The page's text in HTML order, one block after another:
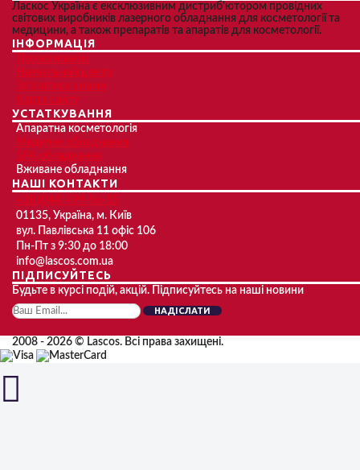
Ласкос Україна є ексклюзивним дистриб'ютором провідних
світових виробників лазерного обладнання для косметології та
медицини, а також препаратів та апаратів для косметології.
ІНФОРМАЦІЯ
Про компанію
Навчальний центр
Зв'язатися з нами
Карта сайту
УСТАТКУВАННЯ
Апаратна косметологія
Медичне обладнання
SPA обладнання
Вживане обладнання
НАШІ КОНТАКТИ
+38 (044) 499-96-55
01135, Україна, м. Київ
вул. Павлівська 11 офіс 106
Пн-Пт з 9:30 до 18:00
info@lascos.com.ua
ПІДПИСУЙТЕСЬ
Будьте в курсі подій, акцій. Підписуйтесь на наші новини
НАДІСЛАТИ
2008 - 2026 © Lascos. Всі права захищені.